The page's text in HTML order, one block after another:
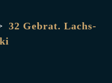
32 Gebrat. Lachs-